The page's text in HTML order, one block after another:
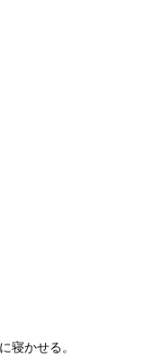
寝かせる。